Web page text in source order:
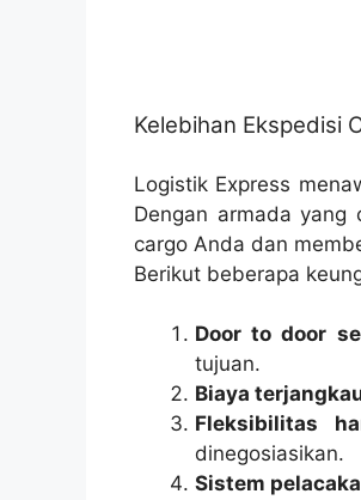
Kelebihan Ekspedisi
Logistik Express
Dengan armada yang
cargo Anda dan
Berikut beberapa
Door to door
tujuan.
Biaya
Fleksibilitas
dinegosiasikan.
Sistem